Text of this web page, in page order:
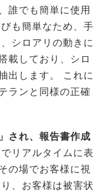
誰でも簡単に使用
も簡単なため、手
シロアリの動きに
載しており、シロ
出します。 これに
ランと同様の正確
され、報告書作成
リアルタイムに表
の場でお客様に視
、お客様は被害状